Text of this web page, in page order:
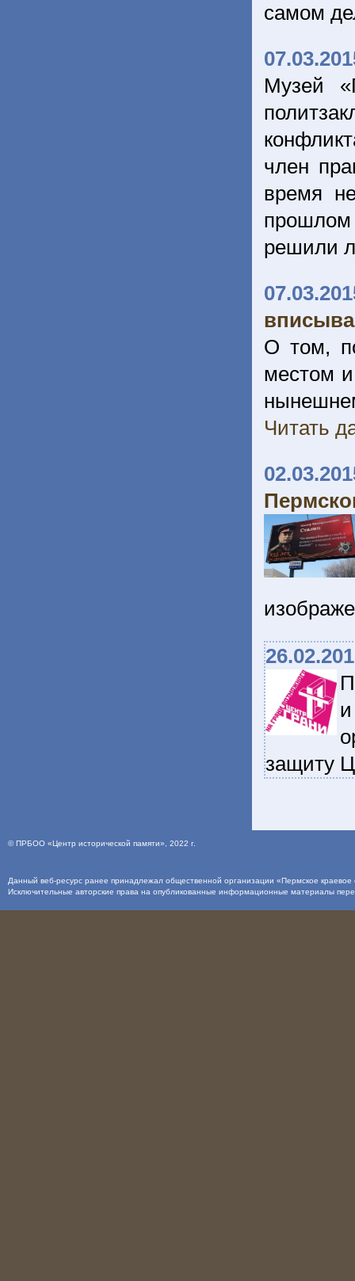
самом
Музей
член
время
прошлом
решили
О том,
местом
Читать
защиту
©ПРБОО «Центр исторической памяти» , 2022 г.
Данный веб-ресурс ранее принадлежал общественной организации «Пермское
Исключительные авторские права на опубликованные информационные материалы